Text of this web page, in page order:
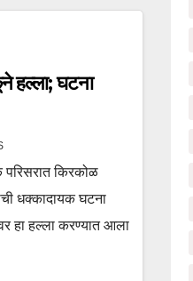
हल्ला; घटना
परिसरात किरकोळ
धक्कादायक घटना
हा हल्ला करण्यात आला